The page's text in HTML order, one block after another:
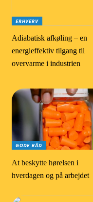
ERHVERV
Adiabatisk afkøling – en
energieffektiv tilgang til
overvarme i industrien
GODE RÅD
At beskytte hørelsen i
hverdagen og på arbejdet